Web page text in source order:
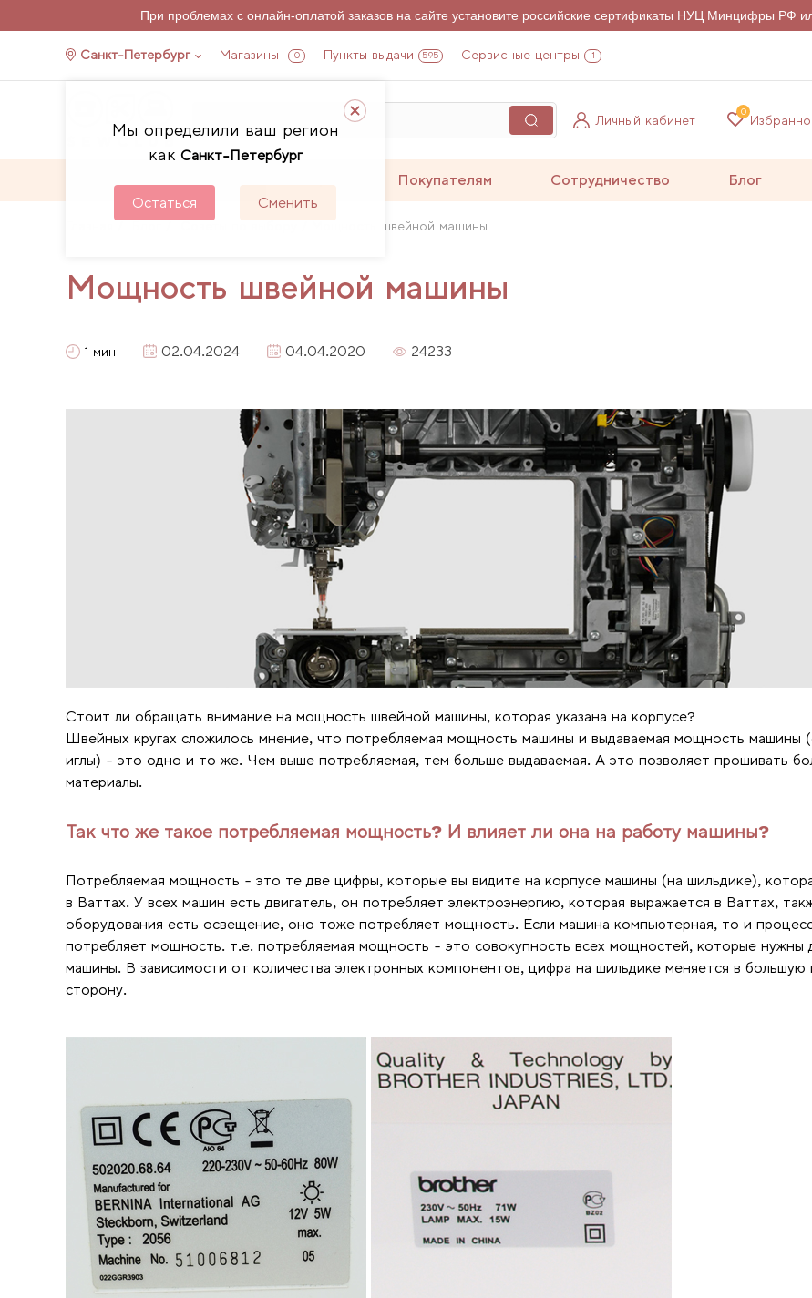
При проблемах с онлайн-оплатой заказов на сайте установите российские сертификаты НУЦ Минцифры РФ
Санкт-Петербург Магазины 0 Пункты выдачи 595 Сервисные центры 1
Мы определили ваш регион
как Санкт-Петербург
Остаться Сменить
Личный кабинет
0
Покупателям Сотрудничество Блог
Блог Советы по выбору Мощность швейной машины
Мощность швейной машины
1 мин 02.04.2024 04.04.2020 24233
Стоит ли обращать внимание на мощность швейной машины, которая указана на корпусе?
Швейных кругах сложилось мнение, что потребляемая мощность машины и выдаваемая мощность машины
иглы) - это одно и то же. Чем выше потребляемая, тем больше выдаваемая. А это позволяет прошивать
материалы.
Так что же такое потребляемая мощность? И влияет ли она на работу машины?
Потребляемая мощность - это те две цифры, которые вы видите на корпусе машины (на шильдике),
в Ваттах. У всех машин есть двигатель, он потребляет электроэнергию, которая выражается в Ваттах,
оборудования есть освещение, оно тоже потребляет мощность. Если машина компьютерная, то и
потребляет мощность. т.е. потребляемая мощность - это совокупность всех мощностей, которые нужны
машины. В зависимости от количества электронных компонентов, цифра на шильдике меняется в
сторону.